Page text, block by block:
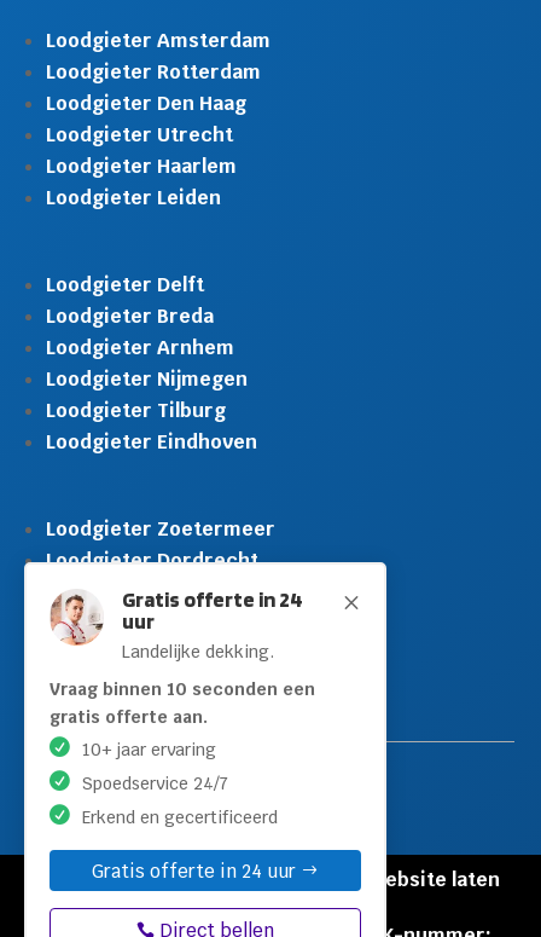
M
Gratis offerte in 24
uur
Landelijke dekking.
Vraag binnen 10 seconden een
gratis offerte aan.
10+ jaar ervaring
Spoedservice 24/7
Erkend en gecertificeerd
Gratis offerte in 24 uur
Direct bellen
Loodgieter Amsterdam
Loodgieter Rotterdam
Loodgieter Den Haag
Loodgieter Utrecht
Loodgieter Haarlem
Loodgieter Leiden
Loodgieter Delft
Loodgieter Breda
Loodgieter Arnhem
Loodgieter Nijmegen
Loodgieter Tilburg
Loodgieter Eindhoven
Loodgieter Zoetermeer
Loodgieter Dordrecht
Loodgieter Rijswijk
Loodgieter Schiedam
Loodgieter Leidschendam
Loodgieter Hilversum
© Copyright Loodgieters Kwartier |
Website laten
maken door Flexamedia